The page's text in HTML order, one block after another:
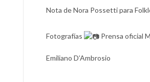
Nota de Nora Possetti para
Fotografías Prensa oficial
Emiliano D’Ambrosio